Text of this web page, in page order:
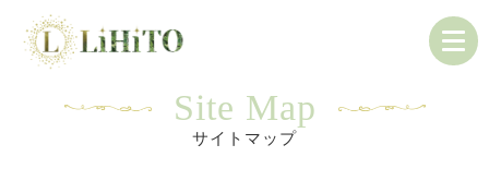
Site Map
サイトマップ